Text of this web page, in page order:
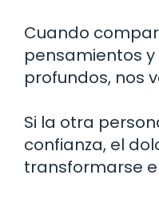
Cuando
pensamientos
profundos, nos
Si la otra
confianza, el
transformarse